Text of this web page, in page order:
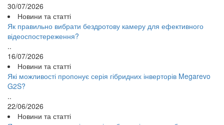
30/07/2026
Новини та статті
Як правильно вибрати бездротову камеру для ефективного
відеоспостереження?
..
16/07/2026
Новини та статті
Які можливості пропонує серія гібридних інверторів Megarevo
G2S?
..
22/06/2026
Новини та статті